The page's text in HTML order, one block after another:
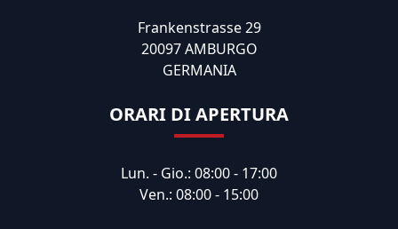
Frankenstrasse 29
20097 AMBURGO
GERMANIA
ORARI DI APERTURA
Lun. - Gio.: 08:00 - 17:00
Ven.: 08:00 - 15:00